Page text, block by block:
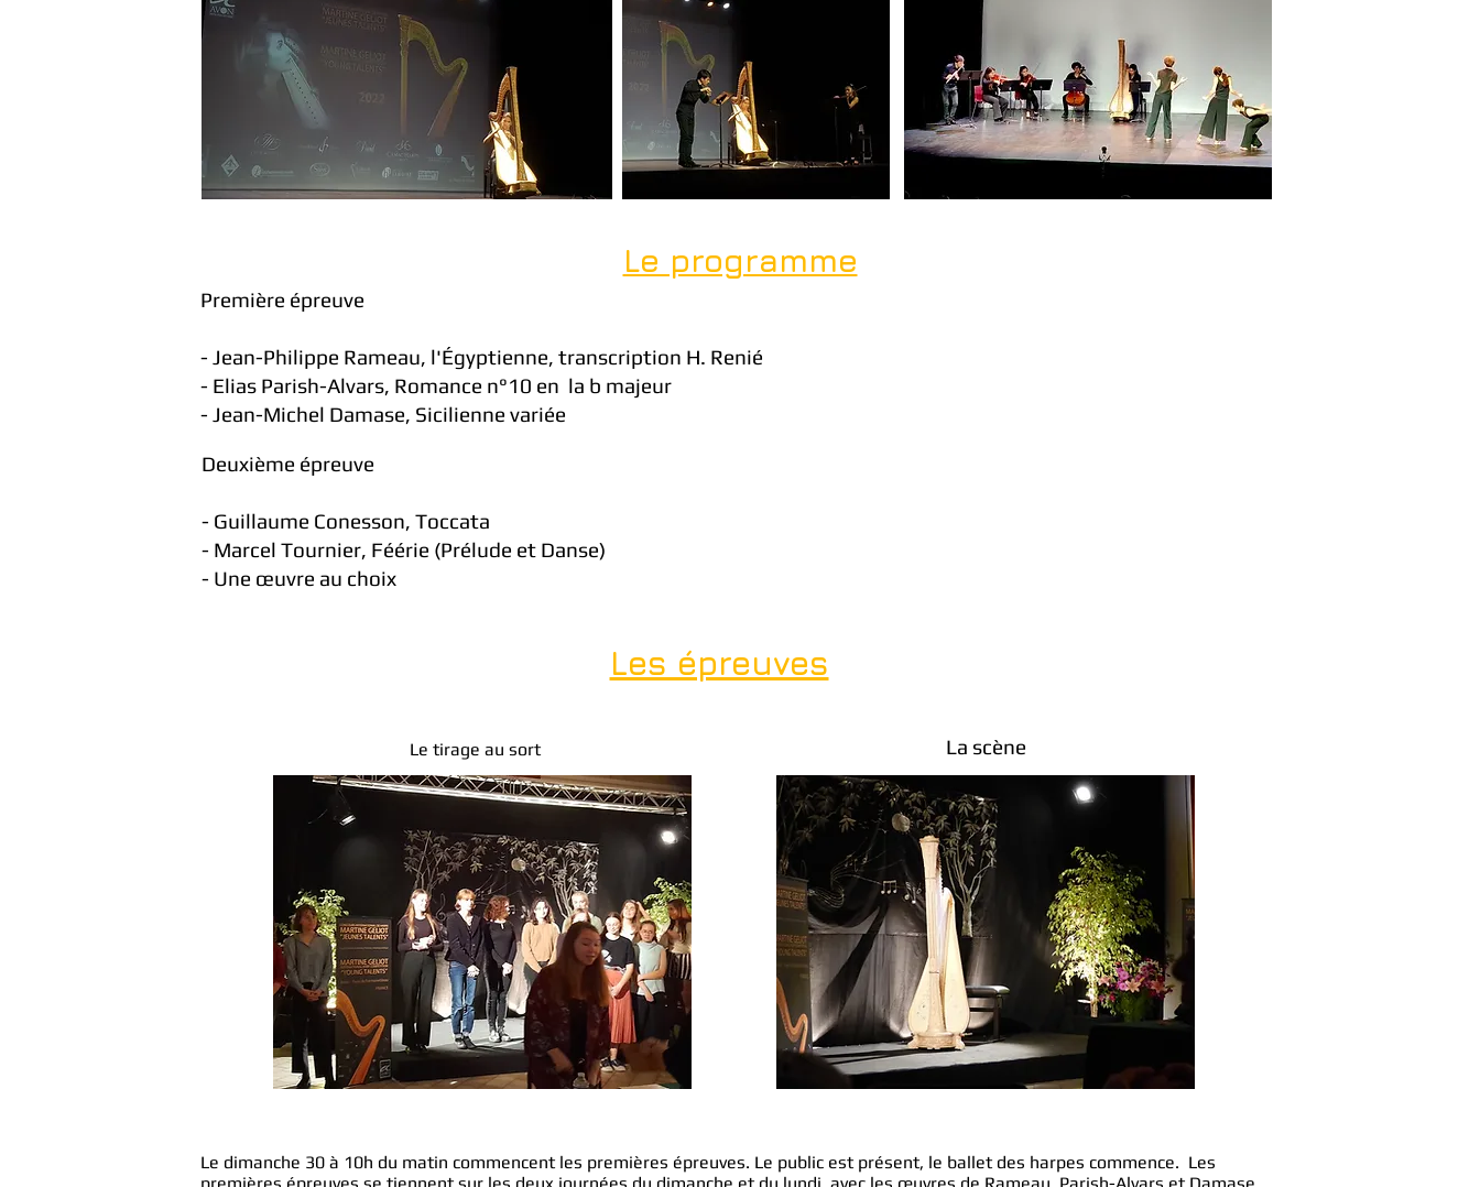
Le programme
Première épreuve
- Jean-Philippe Rameau, l'Égyptienne, transcription H. Renié
- Elias Parish-Alvars, Romance n°10 en la b majeur
- Jean-Michel Damase, Sicilienne variée
Deuxième épreuve
- Guillaume Conesson, Toccata
- Marcel Tournier, Féérie (Prélude et Danse)
- Une œuvre au choix
Les épreuves
Le tirage au sort La scène
Le dimanche 30 à 10h du matin commencent les premières épreuves. Le public est présent, le ballet des harpes commence. Les